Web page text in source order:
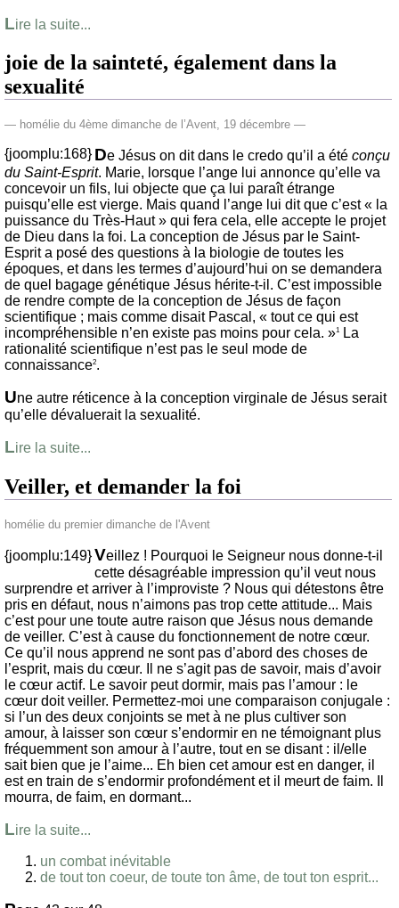
Lire la suite...
joie de la sainteté, également dans la
sexualité
— homélie du 4ème dimanche de l’Avent, 19 décembre —
{joomplu:168} De Jésus on dit dans le credo qu’il a été conçu
du Saint-Esprit. Marie, lorsque l’ange lui annonce qu’elle va
concevoir un fils, lui objecte que ça lui paraît étrange
puisqu’elle est vierge. Mais quand l’ange lui dit que c’est « la
puissance du Très-Haut » qui fera cela, elle accepte le projet
de Dieu dans la foi. La conception de Jésus par le Saint-
Esprit a posé des questions à la biologie de toutes les
époques, et dans les termes d’aujourd’hui on se demandera
de quel bagage génétique Jésus hérite-t-il. C’est impossible
de rendre compte de la conception de Jésus de façon
scientifique ; mais comme disait Pascal, « tout ce qui est
incompréhensible n’en existe pas moins pour cela. »1
La
rationalité scientifique n’est pas le seul mode de
connaissance2.
Une autre réticence à la conception virginale de Jésus serait
qu’elle dévaluerait la sexualité.
Lire la suite...
Veiller, et demander la foi
homélie du premier dimanche de l'Avent
{joomplu:149}Veillez ! Pourquoi le Seigneur nous donne-t-il
cette désagréable impression qu’il veut nous
surprendre et arriver à l’improviste ? Nous qui détestons être
pris en défaut, nous n’aimons pas trop cette attitude... Mais
c’est pour une toute autre raison que Jésus nous demande
de veiller. C’est à cause du fonctionnement de notre cœur.
Ce qu’il nous apprend ne sont pas d’abord des choses de
l’esprit, mais du cœur. Il ne s’agit pas de savoir, mais d’avoir
le cœur actif. Le savoir peut dormir, mais pas l’amour : le
cœur doit veiller. Permettez-moi une comparaison conjugale :
si l’un des deux conjoints se met à ne plus cultiver son
amour, à laisser son cœur s’endormir en ne témoignant plus
fréquemment son amour à l’autre, tout en se disant : il/elle
sait bien que je l’aime... Eh bien cet amour est en danger, il
est en train de s’endormir profondément et il meurt de faim. Il
mourra, de faim, en dormant...
Lire la suite...
un combat inévitable
de tout ton coeur, de toute ton âme, de tout ton esprit...